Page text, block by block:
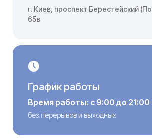
г. Киев, проспект Берестейский
65в
График работы
Время работы: с 9:00 до 21:00
без перерывов и выходных